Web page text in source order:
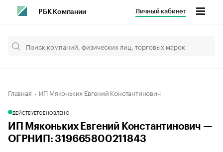
РБК Компании Личный кабинет
Главная ИП Мяконьких Евгений Константинович
ДЕЙСТВУЕТОБНОВЛЕНО
ИП Мяконьких Евгений Константинович —
ОГРНИП: 319665800211843